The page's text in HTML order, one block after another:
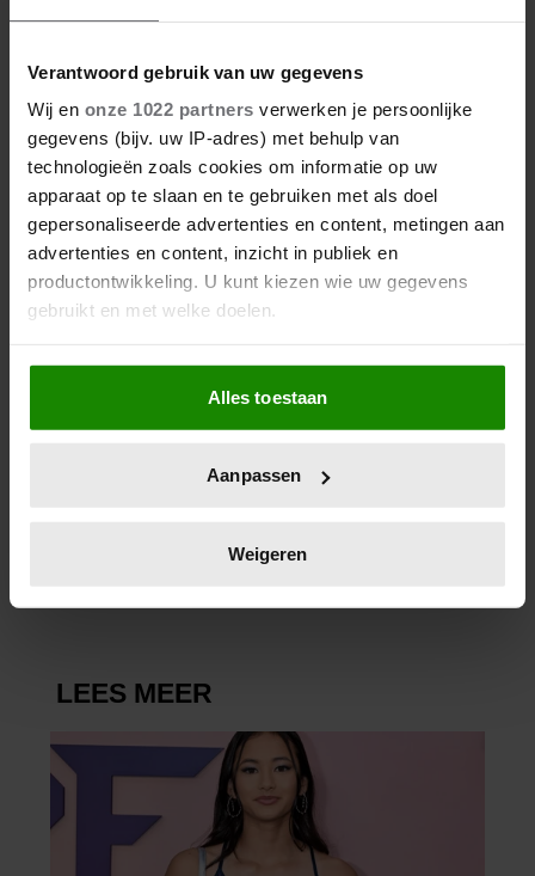
Verantwoord gebruik van uw gegevens
Wij en onze 1022 partners verwerken je persoonlijke
gegevens (bijv. uw IP-adres) met behulp van
technologieën zoals cookies om informatie op uw
apparaat op te slaan en te gebruiken met als doel
gepersonaliseerde advertenties en content, metingen aan
advertenties en content, inzicht in publiek en
productontwikkeling. U kunt kiezen wie uw gegevens
gebruikt en met welke doelen.
Als u het toestaat, willen we ook graag:
Informatie verzamelen over uw geografische
locatie, die tot een paar meter nauwkeurig kan zijn
scannen op specifieke eigenschappen (fingerprinting)
verwerkt en stel uw voorkeuren in het
intrekken in de Cookieverklaring.
personaliseren, om functies voor social media te bieden
informatie over uw gebruik van onze site met onze
partners voor social media, adverteren en analyse. Deze
partners kunnen deze gegevens combineren met andere
informatie die u aan ze heeft verstrekt of die ze hebben
verzameld op basis van uw gebruik van hun services. U
Alles toestaan
Aanpassen
Weigeren
10/08/2026
GROOT VERDRIET VOOR LIONEL
MESSI: VADER JORGE OP 68-
JARIGE LEEFTIJD OVERLEDEN
08/08/2026